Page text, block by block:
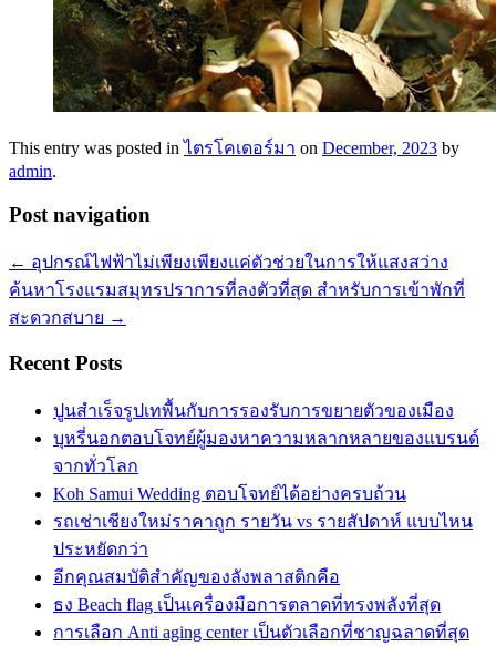
This entry was posted inไตรโคเดอร์มา on December, 2023 by
admin.
Post navigation
← อุปกรณ์ไฟฟ้าไม่เพียงเพียงแค่ตัวช่วยในการให้แสงสว่าง
ค้นหาโรงแรมสมุทรปราการที่ลงตัวที่สุด สำหรับการเข้าพักที่
สะดวกสบาย →
Recent Posts
ปูนสำเร็จรูปเทพื้นกับการรองรับการขยายตัวของเมือง
บุหรี่นอกตอบโจทย์ผู้มองหาความหลากหลายของแบรนด์
จากทั่วโลก
Koh Samui Wedding ตอบโจทย์ได้อย่างครบถ้วน
รถเช่าเชียงใหม่ราคาถูก รายวัน vs รายสัปดาห์ แบบไหน
ประหยัดกว่า
อีกคุณสมบัติสำคัญของลังพลาสติกคือ
ธง Beach flag เป็นเครื่องมือการตลาดที่ทรงพลังที่สุด
การเลือก Anti aging center เป็นตัวเลือกที่ชาญฉลาดที่สุด